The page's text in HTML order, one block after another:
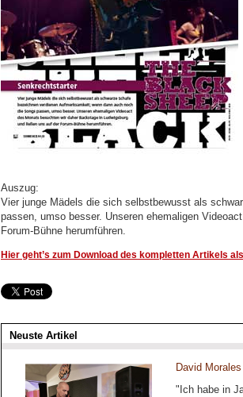
Auszug:
Vier junge Mädels die sich selbstbewusst als
passen, umso besser. Unseren ehemaligen
Forum-Bühne herumführen.
Hier geht’s zum Download des kompletten Artikels
Neuste Artikel
David
"Ich habe in